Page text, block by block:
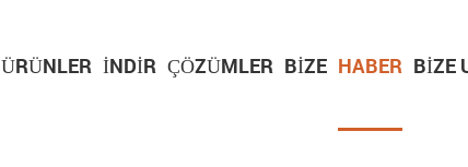
ÜRÜNLER İNDIR ÇÖZÜMLER BIZE HABER BIZE